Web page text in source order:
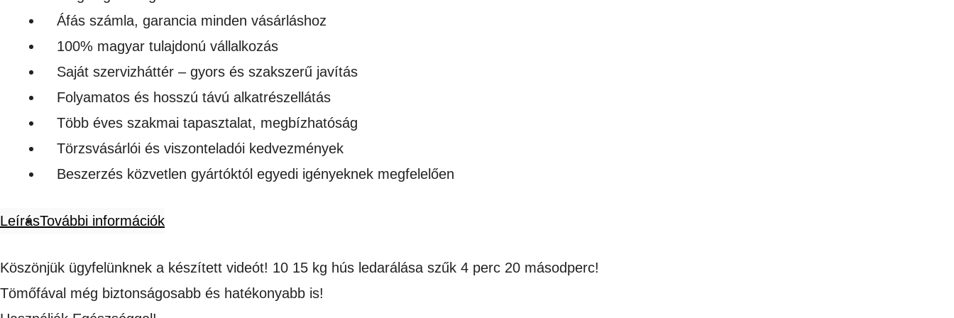
húsdaráló
mennyiség
Áfás számla, garancia minden vásárláshoz
100% magyar tulajdonú vállalkozás
Saját szervizháttér – gyors és szakszerű javítás
Folyamatos és hosszú távú alkatrészellátás
Több éves szakmai tapasztalat, megbízhatóság
Törzsvásárlói és viszonteladói kedvezmények
Beszerzés közvetlen gyártóktól egyedi igényeknek megfelelően
LeírásTovábbi információk
Köszönjük ügyfelünknek a készített videót! 10 15 kg hús ledarálása szűk 4 perc 20 másodperc!
Tömőfával még biztonságosabb és hatékonyabb is!